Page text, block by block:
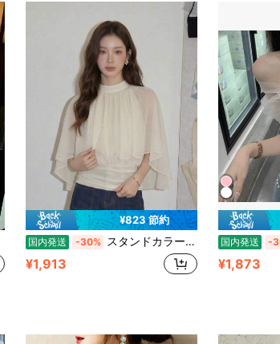
¥823 節約
国内発送 -30% スタンドカラー長袖シフォンシャツ UV 対策薄手通気軽量 体型カバーリゾートトップス 2026 夏レディース 清楚カジュアルお出かけスタイルアップ
¥1,913
国内発送 -
¥1,873